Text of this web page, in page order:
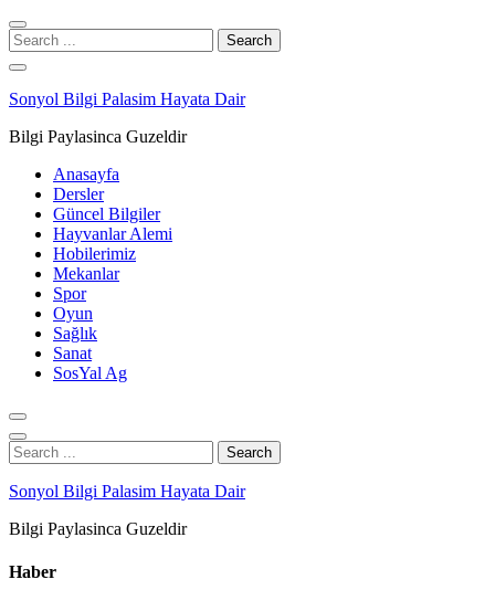
Skip
to
navigation
Skip
to
content
Search
for:
Sonyol Bilgi Palasim Hayata Dair
Bilgi Paylasinca Guzeldir
Anasayfa
Dersler
Güncel Bilgiler
Hayvanlar Alemi
Hobilerimiz
Mekanlar
Spor
Oyun
Sağlık
Sanat
SosYal Ag
Search
for:
Sonyol Bilgi Palasim Hayata Dair
Bilgi Paylasinca Guzeldir
Haber